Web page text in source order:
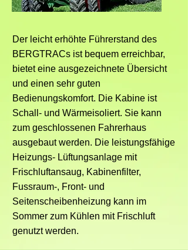
Speziell für schwierige Bedingungen
Hubwerkspendelung,
Schwingungstilgung, elektronisch-
hydraulische Geräteentlastung vorne
und hinten usw.
Auch bei der Wartung setzt der
BERGTRAC neue Massstäbe: Die auf
Gummi- und Hydrolagern montierte
Komfortkabine kann über 50° zur Seite
gekippt werden und ermöglicht somit
einen sehr guten Zugang zu den
Servicestellen. Ein
überdimensioniertes und
wartungsfreundliches Kühlsystem mit
Der leicht erhöhte Führerstand des
BERGTRACs ist bequem erreichbar,
bietet eine ausgezeichnete Übersicht
und einen sehr guten
Bedienungskomfort. Die Kabine ist
Schall- und Wärmeisoliert. Sie kann
zum geschlossenen Fahrerhaus
ausgebaut werden. Die leistungsfähige
Heizungs- Lüftungsanlage mit
Frischluftansaug, Kabinenfilter,
Fussraum-, Front- und
Seitenscheibenheizung kann im
Sommer zum Kühlen mit Frischluft
genutzt werden.